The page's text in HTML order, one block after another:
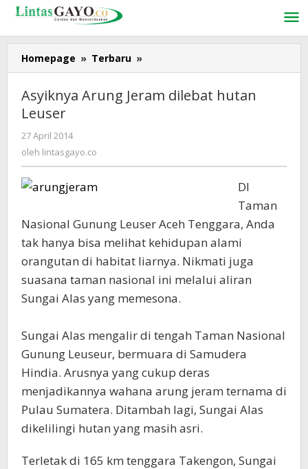
Lewati
konten
Homepage » Terbaru »
Arung
dilebat
Asyiknya Arung Jeram dilebat hutan
Leuser
27 April 2014
lintasgayo.co
oleh lintasgayo.co
DI
Taman
Nasional Gunung Leuser Aceh Tenggara, Anda
tak hanya bisa melihat kehidupan alami
orangutan di habitat liarnya. Nikmati juga
suasana taman nasional ini melalui aliran
Sungai Alas yang memesona.
Sungai Alas mengalir di tengah Taman Nasional
Gunung Leuseur, bermuara di Samudera
Hindia. Arusnya yang cukup deras
menjadikannya wahana arung jeram ternama di
Pulau Sumatera. Ditambah lagi, Sungai Alas
dikelilingi hutan yang masih asri.
Terletak di 165 km tenggara Takengon, Sungai